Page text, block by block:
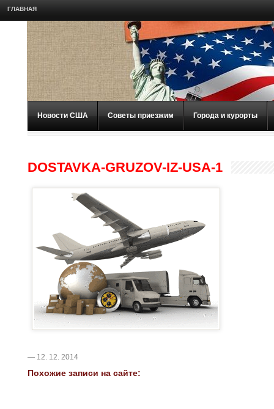
ГЛАВНАЯ
Новости США Советы приезжим Города и курорты
DOSTAVKA-GRUZOV-IZ-USA-1
— 12. 12. 2014
Похожие записи на сайте: